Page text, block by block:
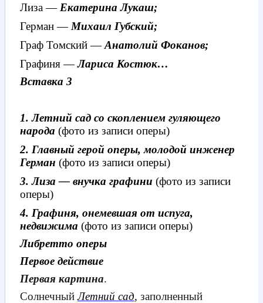
Лиза — Екатерина Лукаш;
Герман — Михаил Губский;
Граф Томский — Анатолий Фоканов;
Графиня —Лариса Костюк…
Вставка 3
1. Летний сад со скоплением гуляющего
народа (фото из записи оперы)
2. Главный герой оперы, молодой инженер
Герман (фото из записи оперы)
3. Лиза — внучка графини (фото из записи
оперы)
4. Графиня, онемевшая от испуга,
недвижима (фото из записи оперы)
Либретто оперы
Первое действие
Первая картина.
СолнечныйЛетний сад, заполненный